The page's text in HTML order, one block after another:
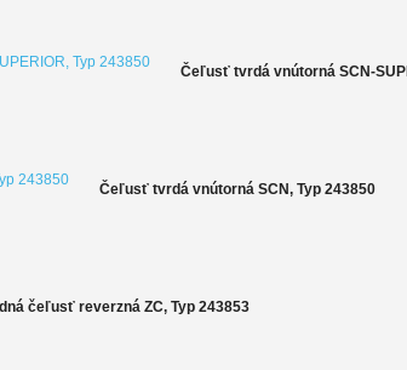
Čeľusť tvrdá vnútorná SCN-
Čeľusť tvrdá vnútorná SCN, Typ 243850
čeľusť reverzná ZC, Typ 243853